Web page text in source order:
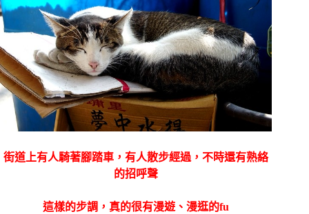
街道上有人騎著腳踏車，有人散步經過，不時還有熟絡
的招呼聲
這樣的步調，真的很有漫遊、漫逛的fu